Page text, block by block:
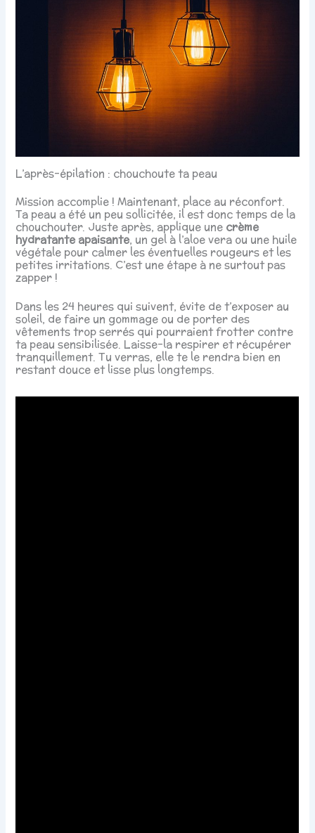
L’après-épilation : chouchoute ta peau
Mission accomplie ! Maintenant, place au réconfort.
Ta peau a été un peu sollicitée, il est donc temps de la
chouchouter. Juste après, applique une crème
hydratante apaisante, un gel à l’aloe vera ou une huile
végétale pour calmer les éventuelles rougeurs et les
petites irritations. C’est une étape à ne surtout pas
zapper !
Dans les 24 heures qui suivent, évite de t’exposer au
soleil, de faire un gommage ou de porter des
vêtements trop serrés qui pourraient frotter contre
ta peau sensibilisée. Laisse-la respirer et récupérer
tranquillement. Tu verras, elle te le rendra bien en
restant douce et lisse plus longtemps.